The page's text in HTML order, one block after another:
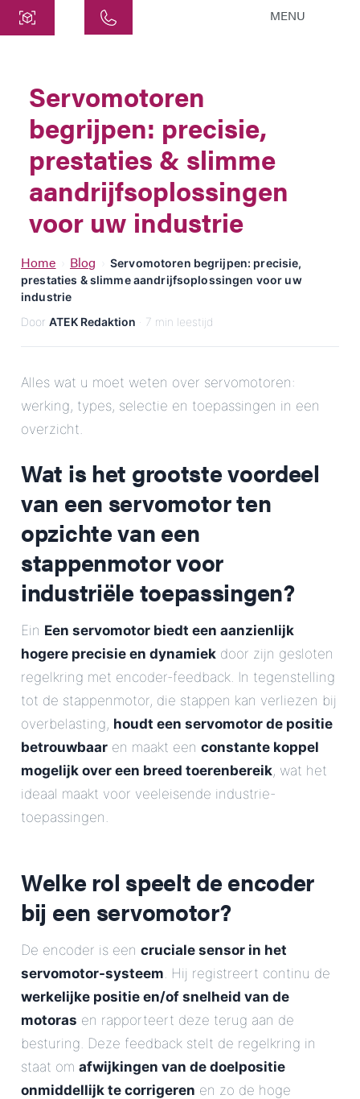
Siemensstraat 47
25462 Rellingen
info@atek.de
+49 4101 7953-0
Chat openen
Naam
Bedrijfsnaam
E-Mail
Adres
Bericht
MENU
Servomotoren
begrijpen: precisie,
prestaties & slimme
aandrijfsoplossingen
voor uw industrie
Home Blog
Servomotoren begrijpen: precisie,
prestaties & slimme aandrijfsoplossingen voor uw
industrie
Door ATEK Redaktion · 7 min leestijd
Alles wat u moet weten over servomotoren:
werking, types, selectie en toepassingen in een
overzicht.
Wat is het grootste voordeel
van een servomotor ten
opzichte van een
stappenmotor voor
industriële toepassingen?
Ein Een servomotor biedt een aanzienlijk
hogere precisie en dynamiek door zijn gesloten
regelkring met encoder-feedback. In tegenstelling
tot de stappenmotor, die stappen kan verliezen bij
overbelasting, houdt een servomotor de positie
betrouwbaar en maakt een constante koppel
mogelijk over een breed toerenbereik, wat het
ideaal maakt voor veeleisende industrie-
toepassingen.
Welke rol speelt de encoder
bij een servomotor?
De encoder is een cruciale sensor in het
servomotor-systeem. Hij registreert continu de
werkelijke positie en/of snelheid van de
motoras en rapporteert deze terug aan de
besturing. Deze feedback stelt de regelkring in
staat om afwijkingen van de doelpositie
onmiddellijk te corrigeren en zo de hoge